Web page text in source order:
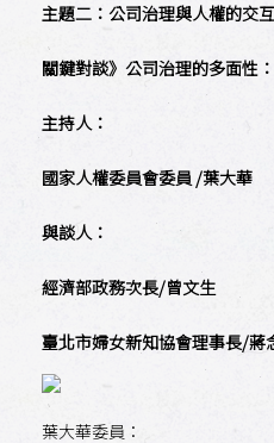
主題二：公司治理與人權的交
關鍵對談》公司治理的多面性
主持人：
國家人權委員會委員 /葉大華
與談人：
經濟部政務次長/曾文生
臺北市婦女新知協會理事長/蔣
葉大華委員：